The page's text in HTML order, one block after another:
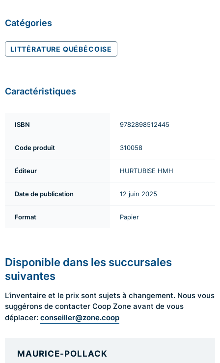
Catégories
LITTÉRATURE QUÉBÉCOISE
Caractéristiques
ISBN 9782898512445
Code produit 310058
Éditeur HURTUBISE HMH
Date de publication 12 juin 2025
Format Papier
Disponible dans les succursales
suivantes
L’inventaire et le prix sont sujets à changement. Nous vous
suggérons de contacter Coop Zone avant de vous
déplacer: conseiller@zone.coop
MAURICE-POLLACK